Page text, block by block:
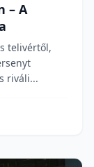
– A
telivértől,
riváli...